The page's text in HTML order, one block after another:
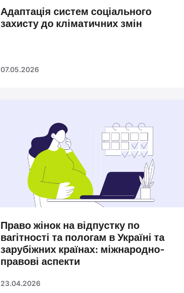
Адаптація систем соціального
захисту до кліматичних змін
07.05.2026
Право жінок на відпустку по
вагітності та пологам в Україні та
зарубіжних країнах: міжнародно-
правові аспекти
23.04.2026